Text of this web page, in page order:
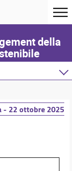
della
- 22 ottobre 2025